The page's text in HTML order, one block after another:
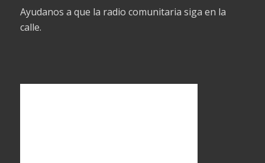
Ayudanos a que la radio comunitaria siga en la
calle.